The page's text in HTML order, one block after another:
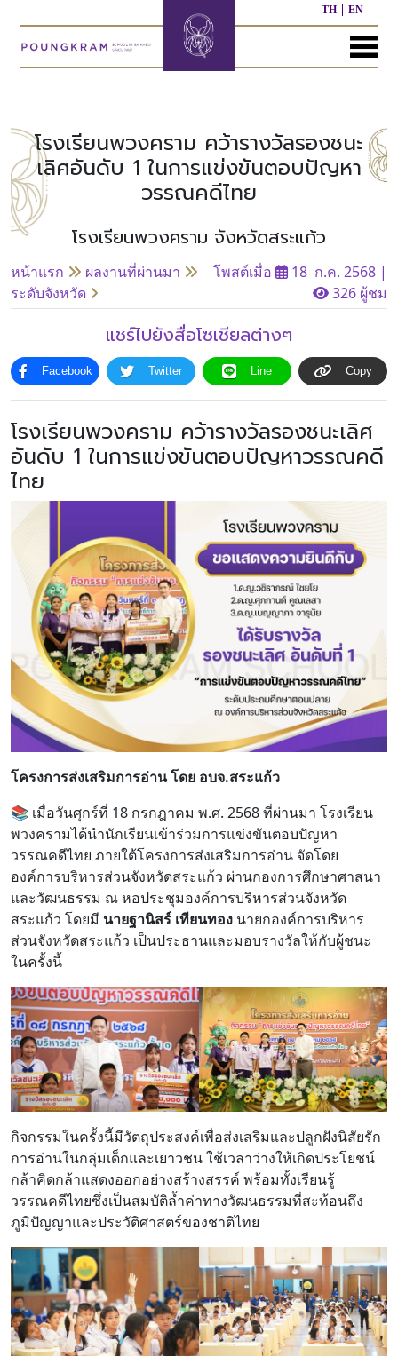
TH EN
MENU
แรก
กับ
ประวัติ
โรงเรียน
บริหาร/
บุคลากร
กิจ
ของ
เรา
โครงสร้าง
ขอบข่าย
และ
ภารกิจ
หลักสูตร
ก่อน
วัย
เรียน
หลักสูตร
อนุบาล
ศึกษา
ผล
งาน
ที่
ผ่าน
มา
กิจกรรม
ที่
ผ่าน
อื่นๆ
เราโรงเรียนพวงคราม คว้ารางวัลรองชนะ
เลิศอันดับ 1 ในการแข่งขันตอบปัญหา
วรรณคดีไทย
โรงเรียนพวงคราม จังหวัดสระแก้ว
หน้าแรก
ผลงานที่ผ่านมา
ระดับจังหวัด
โพสต์เมื่อ 18 ก.ค. 2568 |
326 ผู้ชม
แชร์ไปยังสื่อโซเชียลต่างๆ
Facebook Twitter Line Copy
โรงเรียนพวงคราม คว้ารางวัลรองชนะเลิศ
อันดับ 1 ในการแข่งขันตอบปัญหาวรรณคดี
ไทย
โครงการส่งเสริมการอ่าน โดย อบจ.สระแก้ว
📚 เมื่อวันศุกร์ที่ 18 กรกฎาคม พ.ศ. 2568 ที่ผ่านมา โรงเรียน
พวงครามได้นำนักเรียนเข้าร่วมการแข่งขันตอบปัญหา
วรรณคดีไทย ภายใต้โครงการส่งเสริมการอ่าน จัดโดย
องค์การบริหารส่วนจังหวัดสระแก้ว ผ่านกองการศึกษาศาสนา
และวัฒนธรรม ณ หอประชุมองค์การบริหารส่วนจังหวัด
สระแก้ว โดยมี นายฐานิสร์ เทียนทอง นายกองค์การบริหาร
ส่วนจังหวัดสระแก้ว เป็นประธานและมอบรางวัลให้กับผู้ชนะ
ในครั้งนี้
กิจกรรมในครั้งนี้มีวัตถุประสงค์เพื่อส่งเสริมและปลูกฝังนิสัยรัก
การอ่านในกลุ่มเด็กและเยาวชน ใช้เวลาว่างให้เกิดประโยชน์
กล้าคิดกล้าแสดงออกอย่างสร้างสรรค์ พร้อมทั้งเรียนรู้
วรรณคดีไทยซึ่งเป็นสมบัติล้ำค่าทางวัฒนธรรมที่สะท้อนถึง
ภูมิปัญญาและประวัติศาสตร์ของชาติไทย